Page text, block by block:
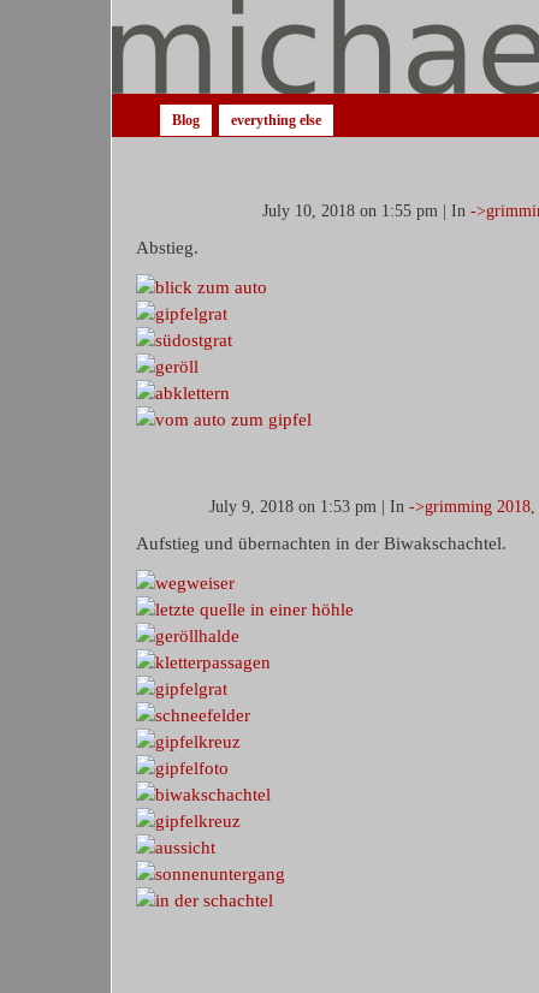
Blog everything else
July 10, 2018 on 1:55 pm | In -
Abstieg.
July 9, 2018 on 1:53 pm | In ->grimming 2018,
Aufstieg und übernachten in der Biwakschachtel.